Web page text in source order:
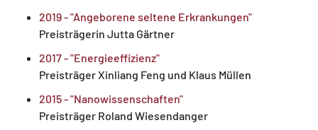
2019 - "Angeborene seltene Erkrankungen"
Preisträgerin Jutta Gärtner
2017 - "Energieeffizienz"
Preisträger Xinliang Feng und Klaus Müllen
2015 - "Nanowissenschaften"
Preisträger Roland Wiesendanger